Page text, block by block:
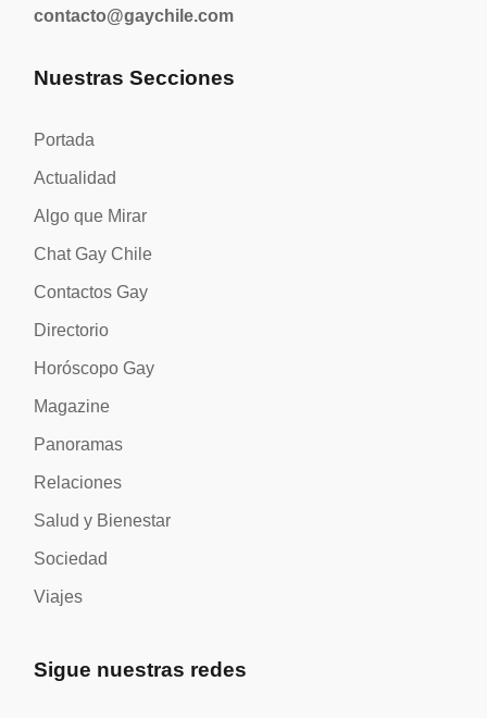
contacto@gaychile.com
Nuestras Secciones
Portada
Actualidad
Algo que Mirar
Chat Gay Chile
Contactos Gay
Directorio
Horóscopo Gay
Magazine
Panoramas
Relaciones
Salud y Bienestar
Sociedad
Viajes
Sigue nuestras redes